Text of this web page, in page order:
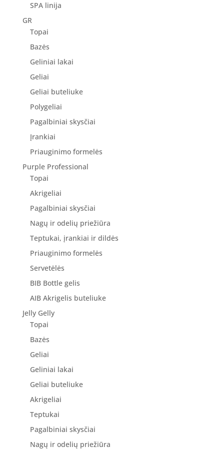
SPA linija
GR
Topai
Bazės
Geliniai lakai
Geliai
Geliai buteliuke
Polygeliai
Pagalbiniai skysčiai
Įrankiai
Priauginimo formelės
Purple Professional
Topai
Akrigeliai
Pagalbiniai skysčiai
Nagų ir odelių priežiūra
Teptukai, įrankiai ir dildės
Priauginimo formelės
Servetėlės
BIB Bottle gelis
AIB Akrigelis buteliuke
Jelly Gelly
Topai
Bazės
Geliai
Geliniai lakai
Geliai buteliuke
Akrigeliai
Teptukai
Pagalbiniai skysčiai
Nagų ir odelių priežiūra